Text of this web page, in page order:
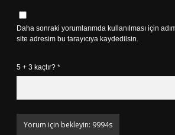
Daha sonraki yorumlarımda kullanılması için
site adresim bu tarayıcıya kaydedilsin.
5 + 3 kaçtır? *